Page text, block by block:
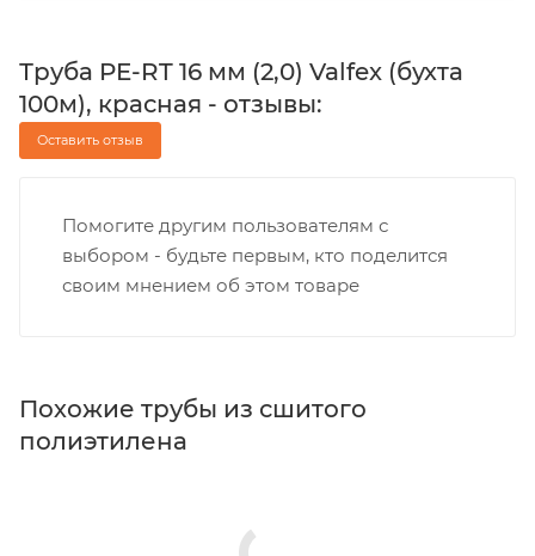
Труба PE-RT 16 мм (2,0) Valfex (бухта
100м), красная - отзывы:
Оставить отзыв
Помогите другим пользователям с
выбором - будьте первым, кто поделится
своим мнением об этом товаре
Похожие трубы из сшитого
полиэтилена